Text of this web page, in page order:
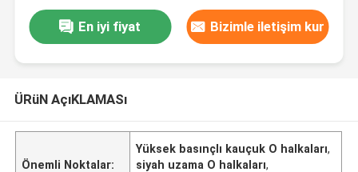
En iyi fiyat Bizimle iletişim kur
ÜRüN AçıKLAMASı
Önemli Noktalar:
Yüksek basınçlı kauçuk O halkaları,
siyah uzama O halkaları,